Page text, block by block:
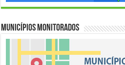
Municípios Monitorados